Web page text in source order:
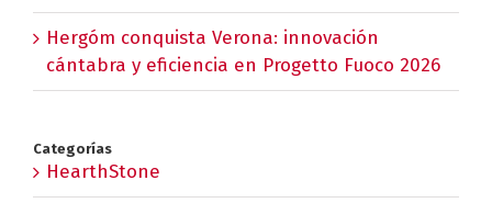
Hergóm conquista Verona: innovación
cántabra y eficiencia en Progetto Fuoco 2026
Categorías
HearthStone